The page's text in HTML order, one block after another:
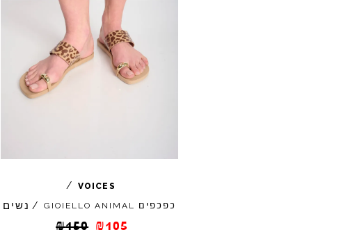
VOICES
/
כפכפים
GIOIELLOANIMAL
/ נשים
₪150 ₪105